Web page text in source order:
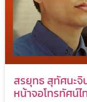
สรยุทธ สุทัศนะจิ
หน้าจอโทรทัศน์ไ